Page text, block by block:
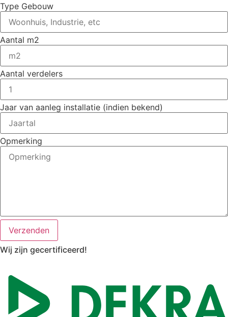
Type Gebouw
Aantal m2
Aantal verdelers
Jaar van aanleg installatie (indien bekend)
Opmerking
Verzenden
Wij zijn gecertificeerd!